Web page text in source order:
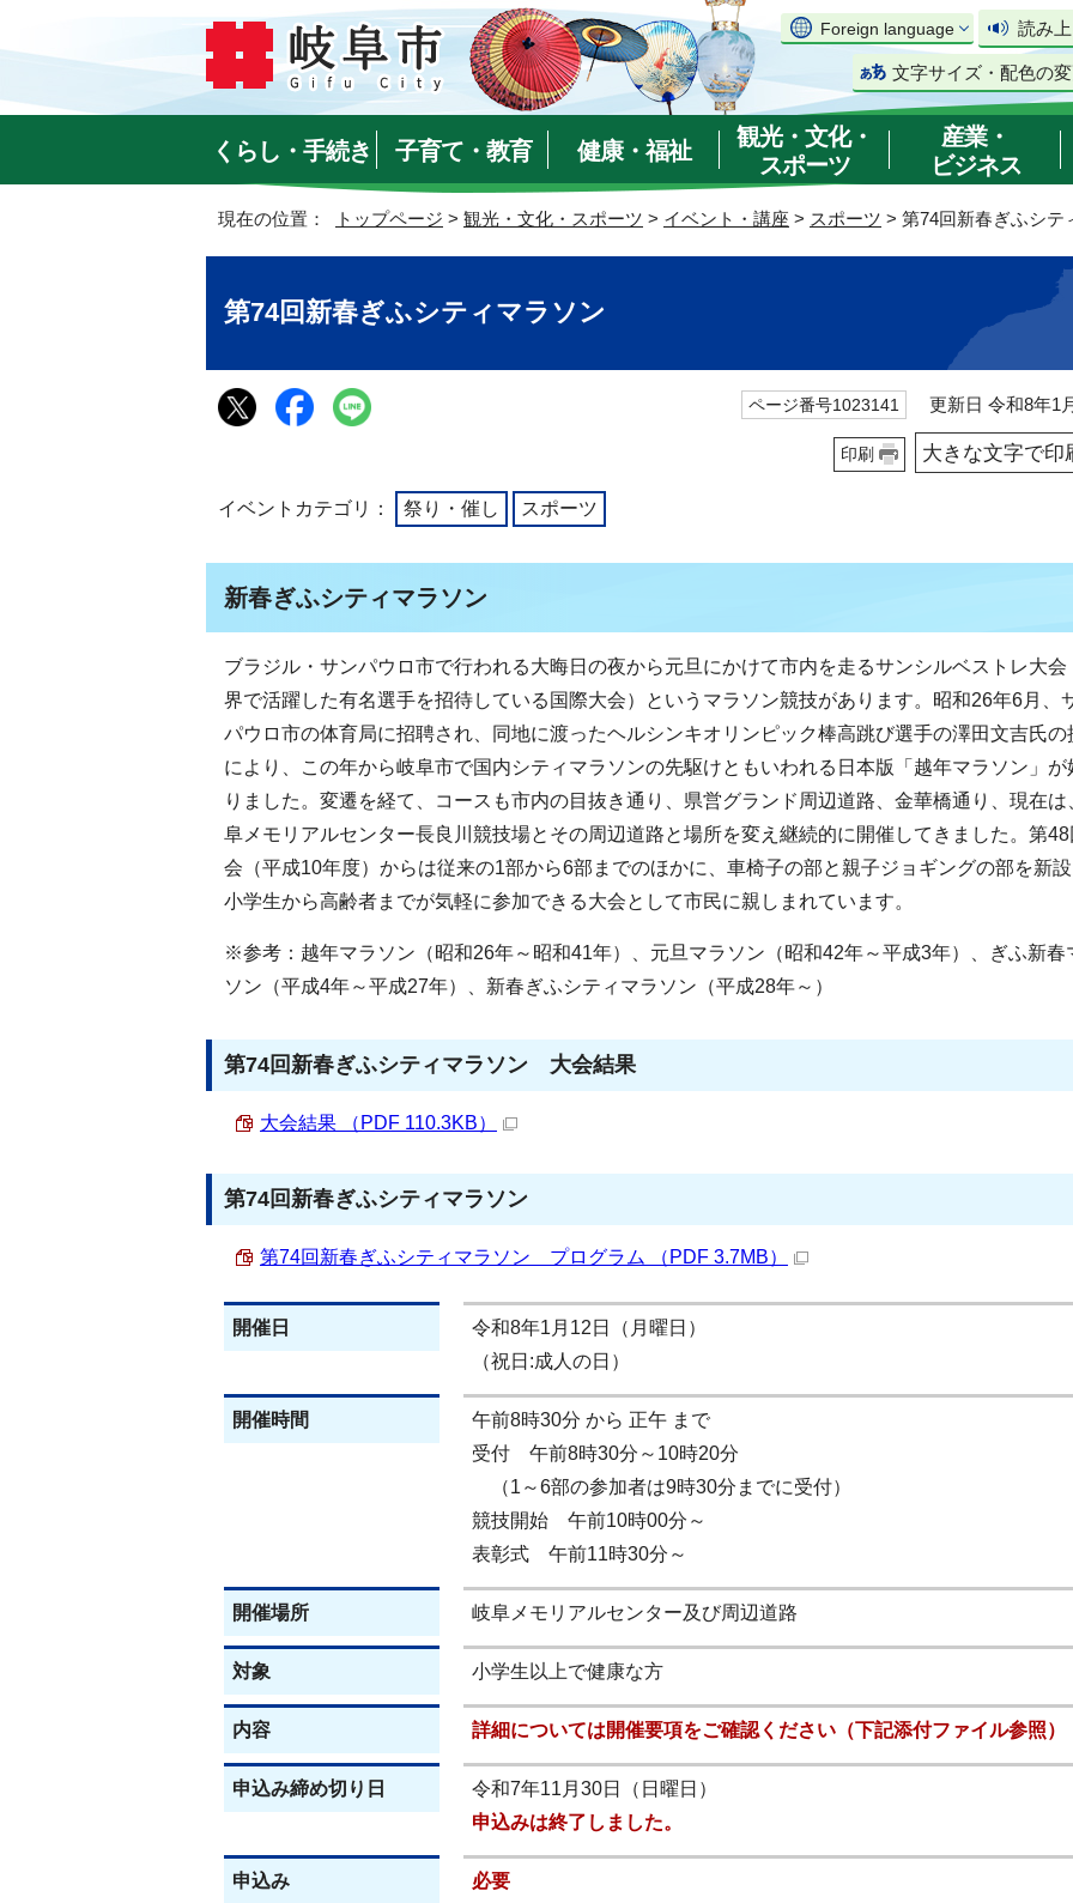
Foreign language 読み
文字サイズ・配色の
くらし・手続き 子育て・教育 健康・福祉
観光・文化・
スポーツ
産業・
ビジネス
現在の位置： トップページ > 観光・文化・スポーツ > イベント・講座 > スポーツ > 第74回新春ぎふシテ
第74回新春ぎふシティマラソン
ページ番号1023141 更新日 令和8年1
印刷 大きな文字で印
イベントカテゴリ： 祭り・催し スポーツ
新春ぎふシティマラソン
ブラジル・サンパウロ市で行われる大晦日の夜から元旦にかけて市内を走るサンシルベストレ大会
界で活躍した有名選手を招待している国際大会）というマラソン競技があります。昭和26年6月、
パウロ市の体育局に招聘され、同地に渡ったヘルシンキオリンピック棒高跳び選手の澤田文吉氏の
により、この年から岐阜市で国内シティマラソンの先駆けともいわれる日本版「越年マラソン」が
りました。変遷を経て、コースも市内の目抜き通り、県営グランド周辺道路、金華橋通り、現在は
阜メモリアルセンター長良川競技場とその周辺道路と場所を変え継続的に開催してきました。第
会（平成10年度）からは従来の1部から6部までのほかに、車椅子の部と親子ジョギングの部を新
小学生から高齢者までが気軽に参加できる大会として市民に親しまれています。
※参考：越年マラソン（昭和26年～昭和41年）、元旦マラソン（昭和42年～平成3年）、ぎふ新春
ソン（平成4年～平成27年）、新春ぎふシティマラソン（平成28年～）
第74回新春ぎふシティマラソン 大会結果
大会結果 （PDF 110.3KB）
第74回新春ぎふシティマラソン
第74回新春ぎふシティマラソン プログラム （PDF 3.7MB）
開催日
令和8年1月12日（月曜日）
（祝日:成人の日）
開催時間
午前8時30分 から 正午 まで
受付 午前8時30分～10時20分
（1～6部の参加者は9時30分までに受付）
競技開始 午前10時00分～
表彰式 午前11時30分～
開催場所 岐阜メモリアルセンター及び周辺道路
対象 小学生以上で健康な方
内容 詳細については開催要項をご確認ください（下記添付ファイル参照）
申込み締め切り日
令和7年11月30日（日曜日）
申込みは終了しました。
申込み 必要